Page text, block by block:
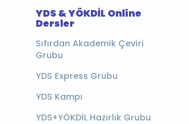
YDS & YÖKDİL Online
Dersler
Sıfırdan Akademik Çeviri
Grubu
YDS Express Grubu
YDS Kampı
YDS+YÖKDİL Hazırlık Grubu